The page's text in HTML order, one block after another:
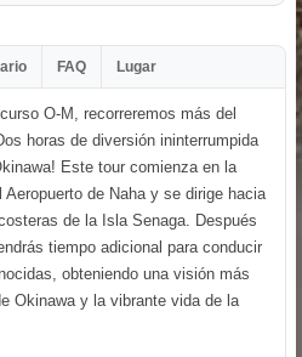
FAQ Lugar
O-M, recorreremos más del
horas de diversión ininterrumpida
Este tour comienza en la
de Naha y se dirige hacia
de la Isla Senaga. Después
tiempo adicional para conducir
obteniendo una visión más
Okinawa y la vibrante vida de la